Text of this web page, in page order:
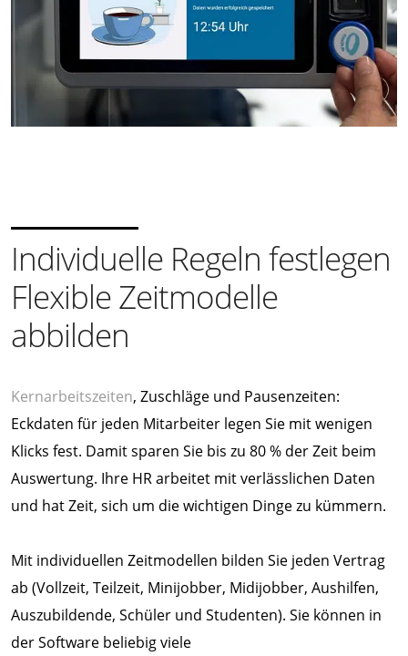
Individuelle Regeln festlegen
Flexible Zeitmodelle
abbilden
Kernarbeitszeiten, Zuschläge und Pausenzeiten:
Eckdaten für jeden Mitarbeiter legen Sie mit wenigen
Klicks fest. Damit sparen Sie bis zu 80 % der Zeit beim
Auswertung. Ihre HR arbeitet mit verlässlichen Daten
und hat Zeit, sich um die wichtigen Dinge zu kümmern.
Mit individuellen Zeitmodellen bilden Sie jeden Vertrag
ab (Vollzeit, Teilzeit, Minijobber, Midijobber, Aushilfen,
Auszubildende, Schüler und Studenten). Sie können in
der Software beliebig viele